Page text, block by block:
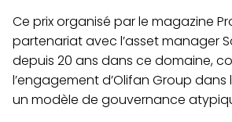
Ce prix organisé par le magazine
partenariat avec l’asset manager
depuis 20 ans dans ce domaine,
l’engagement d’Olifan Group dans
un modèle de gouvernance